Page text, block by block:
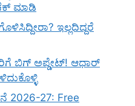
ಮಾಡಿ
ಇಲ್ಲದಿದ್ದರೆ
ಬಿಗ್ ಅಪ್ಡೇಟ್! ಆಧಾರ್
27: Free